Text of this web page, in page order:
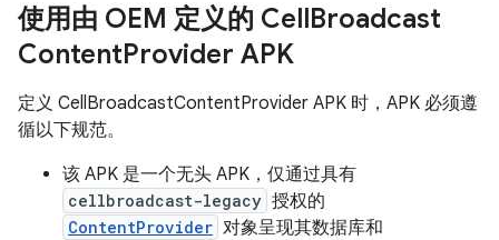
使用由 OEM 定义的 CellBroadcast
ContentProvider APK
定义 CellBroadcastContentProvider APK 时，APK 必须遵
循以下规范。
该 APK 是一个无头 APK，仅通过具有
cellbroadcast-legacy 授权的
ContentProvider 对象呈现其数据库和